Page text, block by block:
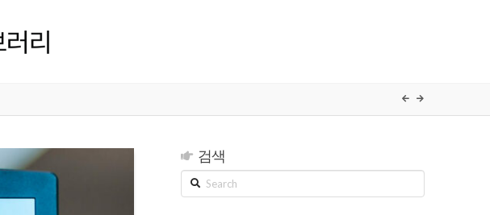
검색
Search